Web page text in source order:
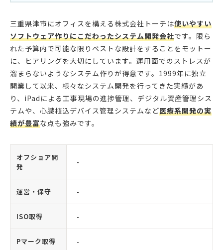
三重県津市にオフィスを構える株式会社トーチは使いやすい
ソフトウェア作りにこだわったシステム開発会社です。限ら
れた予算内で可能な限りベストな設計をすることをモットー
に、ヒアリングを大切にしています。運用面でのストレスが
溜まらないようなシステム作りが得意です。1999年に独立
開業して以来、様々なシステム開発を行ってきた実績があ
り、iPadによる工事現場の進捗管理、デジタル資産管理シス
テムや、心臓植込デバイス管理システムなど医療系開発の実
績が豊富な点も強みです。
オフショア開
発
-
運営・保守 -
ISO取得 -
Pマーク取得 -